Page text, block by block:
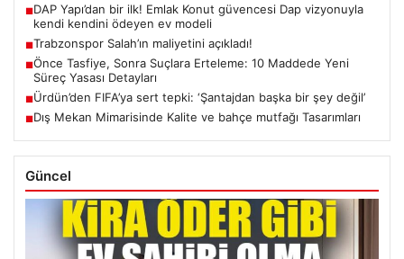
■DAP Yapı’dan bir ilk! Emlak Konut güvencesi Dap vizyonuyla
kendi kendini ödeyen ev modeli
■Trabzonspor Salah’ın maliyetini açıkladı!
■Önce Tasfiye, Sonra Suçlara Erteleme: 10 Maddede Yeni
Süreç Yasası Detayları
■Ürdün’den FIFA’ya sert tepki: ‘Şantajdan başka bir şey değil’
■Dış Mekan Mimarisinde Kalite ve bahçe mutfağı Tasarımları
Güncel